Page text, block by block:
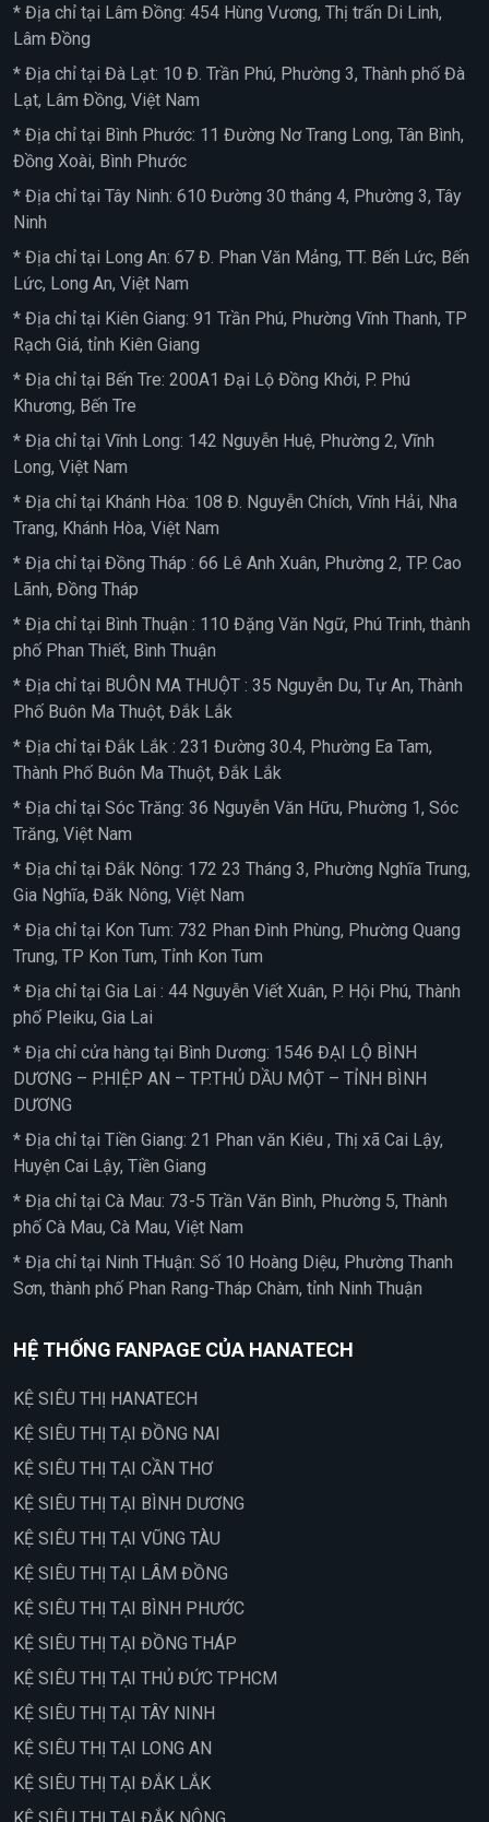
* Địa chỉ tại Lâm Đồng: 454 Hùng Vương, Thị trấn Di Linh,
Lâm Đồng
* Địa chỉ tại Đà Lạt: 10 Đ. Trần Phú, Phường 3, Thành phố Đà
Lạt, Lâm Đồng, Việt Nam
* Địa chỉ tại Bình Phước: 11 Đường Nơ Trang Long, Tân Bình,
Đồng Xoài, Bình Phước
* Địa chỉ tại Tây Ninh: 610 Đường 30 tháng 4, Phường 3, Tây
Ninh
* Địa chỉ tại Long An: 67 Đ. Phan Văn Mảng, TT. Bến Lức, Bến
Lức, Long An, Việt Nam
* Địa chỉ tại Kiên Giang: 91 Trần Phú, Phường Vĩnh Thanh, TP
Rạch Giá, tỉnh Kiên Giang
* Địa chỉ tại Bến Tre: 200A1 Đại Lộ Đồng Khởi, P. Phú
Khương, Bến Tre
* Địa chỉ tại Vĩnh Long: 142 Nguyễn Huệ, Phường 2, Vĩnh
Long, Việt Nam
* Địa chỉ tại Khánh Hòa: 108 Đ. Nguyễn Chích, Vĩnh Hải, Nha
Trang, Khánh Hòa, Việt Nam
* Địa chỉ tại Đồng Tháp : 66 Lê Anh Xuân, Phường 2, TP. Cao
Lãnh, Đồng Tháp
* Địa chỉ tại Bình Thuận : 110 Đặng Văn Ngữ, Phú Trinh, thành
phố Phan Thiết, Bình Thuận
* Địa chỉ tại BUÔN MA THUỘT : 35 Nguyễn Du, Tự An, Thành
Phố Buôn Ma Thuột, Đắk Lắk
* Địa chỉ tại Đắk Lắk : 231 Đường 30.4, Phường Ea Tam,
Thành Phố Buôn Ma Thuột, Đắk Lắk
* Địa chỉ tại Sóc Trăng: 36 Nguyễn Văn Hữu, Phường 1, Sóc
Trăng, Việt Nam
* Địa chỉ tại Đắk Nông: 172 23 Tháng 3, Phường Nghĩa Trung,
Gia Nghĩa, Đăk Nông, Việt Nam
* Địa chỉ tại Kon Tum: 732 Phan Đình Phùng, Phường Quang
Trung, TP Kon Tum, Tỉnh Kon Tum
* Địa chỉ tại Gia Lai : 44 Nguyễn Viết Xuân, P. Hội Phú, Thành
phố Pleiku, Gia Lai
* Địa chỉ cửa hàng tại Bình Dương: 1546 ĐẠI LỘ BÌNH
DƯƠNG – P.HIỆP AN – TP.THỦ DẦU MỘT – TỈNH BÌNH
DƯƠNG
* Địa chỉ tại Tiền Giang: 21 Phan văn Kiêu , Thị xã Cai Lậy,
Huyện Cai Lậy, Tiền Giang
* Địa chỉ tại Cà Mau: 73-5 Trần Văn Bình, Phường 5, Thành
phố Cà Mau, Cà Mau, Việt Nam
* Địa chỉ tại Ninh THuận: Số 10 Hoàng Diệu, Phường Thanh
Sơn, thành phố Phan Rang-Tháp Chàm, tỉnh Ninh Thuận
HỆ THỐNG FANPAGE CỦA HANATECH
KỆ SIÊU THỊ HANATECH
KỆ SIÊU THỊ TẠI ĐỒNG NAI
KỆ SIÊU THỊ TẠI CẦN THƠ
KỆ SIÊU THỊ TẠI BÌNH DƯƠNG
KỆ SIÊU THỊ TẠI VŨNG TÀU
KỆ SIÊU THỊ TẠI LÂM ĐỒNG
KỆ SIÊU THỊ TẠI BÌNH PHƯỚC
KỆ SIÊU THỊ TẠI ĐỒNG THÁP
KỆ SIÊU THỊ TẠI THỦ ĐỨC TPHCM
KỆ SIÊU THỊ TẠI TÂY NINH
KỆ SIÊU THỊ TẠI LONG AN
KỆ SIÊU THỊ TẠI ĐẮK LẮK